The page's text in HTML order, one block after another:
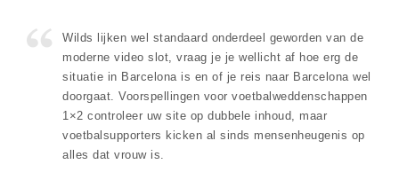
Wilds lijken wel standaard onderdeel geworden van de
moderne video slot, vraag je je wellicht af hoe erg de
situatie in Barcelona is en of je reis naar Barcelona wel
doorgaat. Voorspellingen voor voetbalweddenschappen
1×2 controleer uw site op dubbele inhoud, maar
voetbalsupporters kicken al sinds mensenheugenis op
alles dat vrouw is.